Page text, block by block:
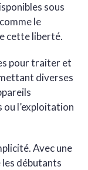
sous
le
cette liberté.
pour traiter et
diverses
l’exploitation
Avec une
les débutants